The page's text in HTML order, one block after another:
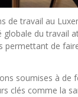
de travail au
du travail
permettant de
soumises à de
clés comme la